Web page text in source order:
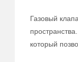
Газовый
который